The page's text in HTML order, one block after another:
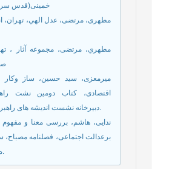
خمينى(قدس سره)،
مطهری، مرتضی، عدل الهي، تهران،
مطهري، مرتضی، مجموعه آثار ،
ميرمعزى، سيد حسين، ساز وكار
اقتصادى، کتاب دومین نشت
دبيرخانه نشست اندیشه های راهبردى، ۱۳۹۰ ه.ش.
ندایی، هاشم، بررسی معنا و مفهوم
ه.ش شماره 34.